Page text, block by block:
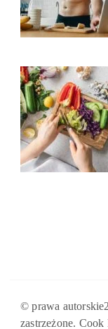
© prawa
zastrzeżone. Cook